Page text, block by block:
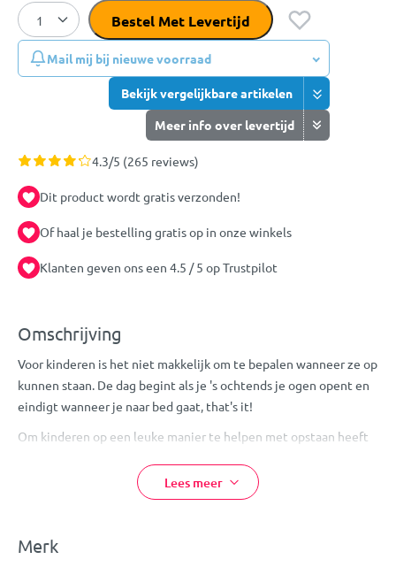
Bestel Met Levertijd
Mail mij bij nieuwe voorraad
Bekijk vergelijkbare artikelen
Meer info over levertijd
4.3/5 (265 reviews)
Dit product wordt gratis verzonden!
Of haal je bestelling gratis op in onze winkels
Klanten geven ons een 4.5 / 5 op Trustpilot
Omschrijving
Voor kinderen is het niet makkelijk om te bepalen wanneer ze op
kunnen staan. De dag begint als je 's ochtends je ogen opent en
eindigt wanneer je naar bed gaat, that's it!
Om kinderen op een leuke manier te helpen met opstaan heeft
eenvoudige manier laat Sam het schaap zien wanneer kinderen
op kunnen staan zonder dat ze papa of mama te vroeg wakker
Hoe werkt Sam?
Lees meer
Merk